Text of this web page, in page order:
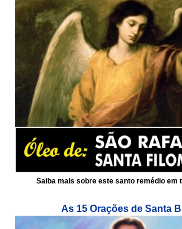
Saiba mais sobre este santo remédio em
As 15 Orações de Santa